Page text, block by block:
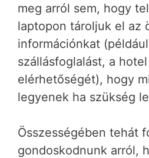
meg arról sem, hogy
laptopon tároljuk el az
információnkat
szállásfoglalást, a
elérhetőségét), hogy
legyenek ha szükség
Összességében tehát
gondoskodnunk arról,